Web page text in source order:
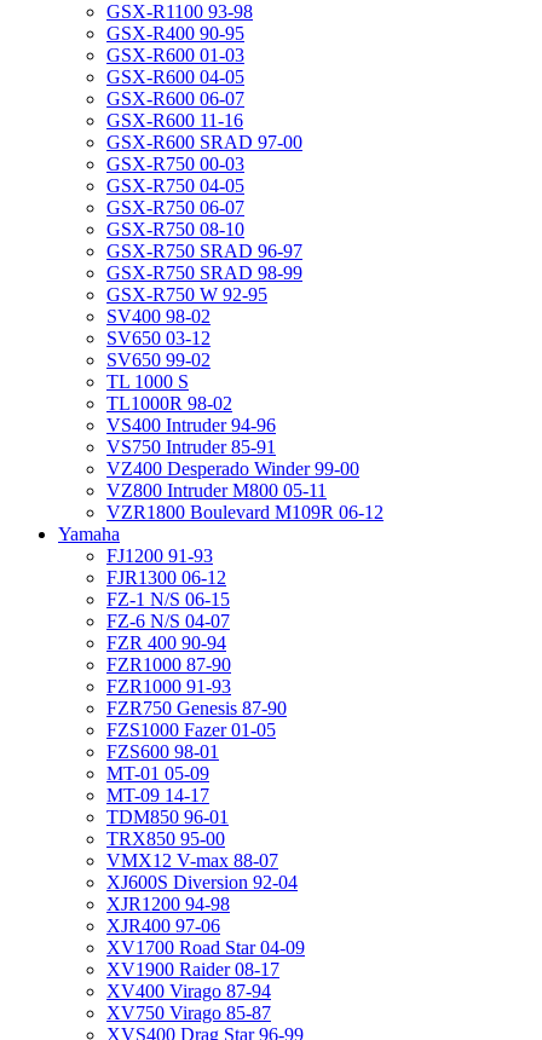
GSX-R1100 93-98
GSX-R400 90-95
GSX-R600 01-03
GSX-R600 04-05
GSX-R600 06-07
GSX-R600 11-16
GSX-R600 SRAD 97-00
GSX-R750 00-03
GSX-R750 04-05
GSX-R750 06-07
GSX-R750 08-10
GSX-R750 SRAD 96-97
GSX-R750 SRAD 98-99
GSX-R750 W 92-95
SV400 98-02
SV650 03-12
SV650 99-02
TL 1000 S
TL1000R 98-02
VS400 Intruder 94-96
VS750 Intruder 85-91
VZ400 Desperado Winder 99-00
VZ800 Intruder M800 05-11
VZR1800 Boulevard M109R 06-12
Yamaha
FJ1200 91-93
FJR1300 06-12
FZ-1 N/S 06-15
FZ-6 N/S 04-07
FZR 400 90-94
FZR1000 87-90
FZR1000 91-93
FZR750 Genesis 87-90
FZS1000 Fazer 01-05
FZS600 98-01
MT-01 05-09
MT-09 14-17
TDM850 96-01
TRX850 95-00
VMX12 V-max 88-07
XJ600S Diversion 92-04
XJR1200 94-98
XJR400 97-06
XV1700 Road Star 04-09
XV1900 Raider 08-17
XV400 Virago 87-94
XV750 Virago 85-87
XVS400 Drag Star 96-99